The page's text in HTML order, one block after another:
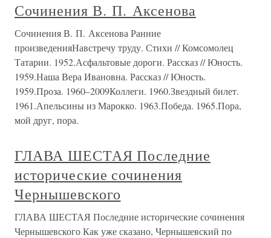
Сочинения В. П. Аксенова
Сочинения В. П. Аксенова Ранние
произведенияНавстречу труду. Стихи // Комсомолец
Татарии. 1952.Асфальтовые дороги. Рассказ // Юность.
1959.Наша Вера Ивановна. Рассказ // Юность.
1959.Проза. 1960–2009Коллеги. 1960.Звездный билет.
1961.Апельсины из Марокко. 1963.Победа. 1965.Пора,
мой друг, пора.
ГЛАВА ШЕСТАЯ Последние
исторические сочинения
Чернышевского
ГЛАВА ШЕСТАЯ Последние исторические сочинения
Чернышевского Как уже сказано, Чернышевский по